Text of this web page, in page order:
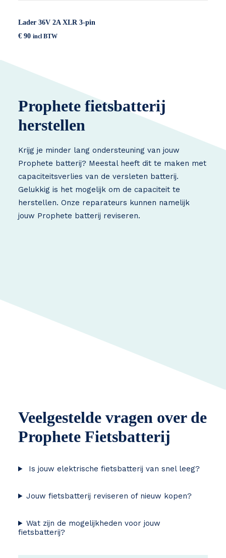
Lader 36V 2A XLR 3-pin
€ 90 incl BTW
Prophete fietsbatterij
herstellen
Krijg je minder lang ondersteuning van jouw
Prophete batterij? Meestal heeft dit te maken met
capaciteitsverlies van de versleten batterij.
Gelukkig is het mogelijk om de capaciteit te
herstellen. Onze reparateurs kunnen namelijk
jouw Prophete batterij reviseren.
Veelgestelde vragen over de
Prophete Fietsbatterij
Is jouw elektrische fietsbatterij van snel leeg?
Jouw fietsbatterij reviseren of nieuw kopen?
Wat zijn de mogelijkheden voor jouw
fietsbatterij?